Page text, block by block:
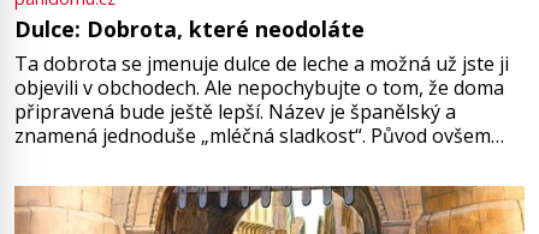
Dulce: Dobrota, které neodoláte
Ta dobrota se jmenuje dulce de leche a možná už jste ji
objevili v obchodech. Ale nepochybujte o tom, že doma
připravená bude ještě lepší. Název je španělský a
znamená jednoduše „mléčná sladkost“. Původ ovšem
pře hned několik latinskoamerických zemí a k tomu
Francie, kde se traduje,